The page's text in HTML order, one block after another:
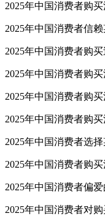
2025年中国消费者购
2025年中国消费者信
2025年中国消费者购
2025年中国消费者购
2025年中国消费者购
2025年中国消费者购
2025年中国消费者选
2025年中国消费者购
2025年中国消费者偏
2025年中国消费者对